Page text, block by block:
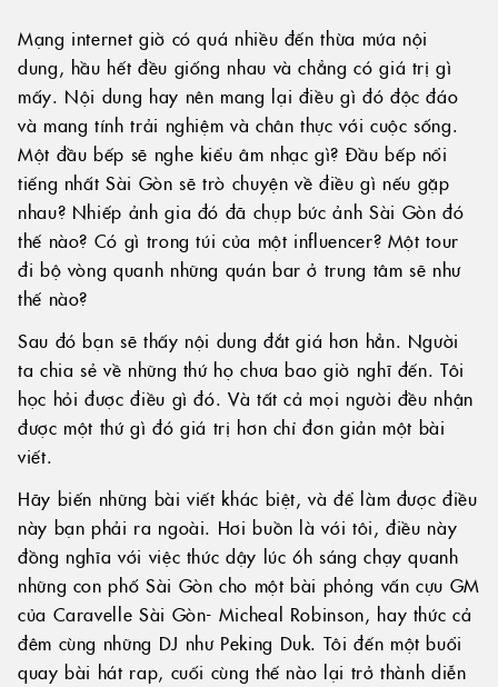
Mạng internet giờ có quá nhiều đến thừa mứa nội
dung, hầu hết đều giống nhau và chẳng có giá trị gì
mấy. Nội dung hay nên mang lại điều gì đó độc đáo
và mang tính trải nghiệm và chân thực với cuộc sống.
Một đầu bếp sẽ nghe kiểu âm nhạc gì? Đầu bếp nổi
tiếng nhất Sài Gòn sẽ trò chuyện về điều gì nếu gặp
nhau? Nhiếp ảnh gia đó đã chụp bức ảnh Sài Gòn đó
thế nào? Có gì trong túi của một influencer? Một tour
đi bộ vòng quanh những quán bar ở trung tâm sẽ như
thế nào?
Sau đó bạn sẽ thấy nội dung đắt giá hơn hẳn. Người
ta chia sẻ về những thứ họ chưa bao giờ nghĩ đến. Tôi
học hỏi được điều gì đó. Và tất cả mọi người đều nhận
được một thứ gì đó giá trị hơn chỉ đơn giản một bài
viết.
Hãy biến những bài viết khác biệt, và để làm được điều
này bạn phải ra ngoài. Hơi buồn là với tôi, điều này
đồng nghĩa với việc thức dậy lúc 6h sáng chạy quanh
những con phố Sài Gòn cho một bài phỏng vấn cựu GM
của Caravelle Sài Gòn- Micheal Robinson, hay thức cả
đêm cùng những DJ như Peking Duk. Tôi đến một buổi
quay bài hát rap, cuối cùng thế nào lại trở thành diễn